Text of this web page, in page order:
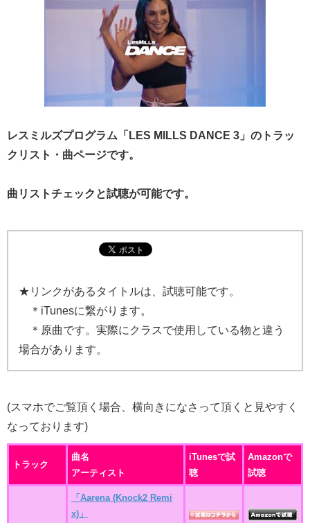
レスミルズプログラム「LES MILLS DANCE 3」のトラッ
クリスト・曲ページです。
曲リストチェックと試聴が可能です。
★リンクがあるタイトルは、試聴可能です。
＊iTunesに繋がります。
＊原曲です。実際にクラスで使用している物と違う
場合があります。
(スマホでご覧頂く場合、横向きになさって頂くと見やすく
なっております)
トラック
曲名
アーティスト
iTunesで試
聴
Amazonで
試聴
「Aarena (Knock2 Remi
x)」